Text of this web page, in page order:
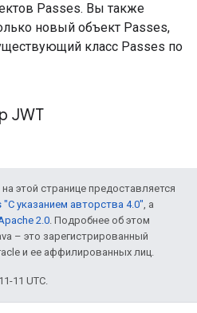
Passes. Вы также
новый объект Passes,
класс Passes по
JWT
этой странице предоставляется
"С указанием авторства 4.0", а
2.0. Подробнее об этом
– это зарегистрированный
и ее аффилированных лиц.
11 UTC.